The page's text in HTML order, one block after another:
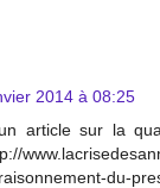
2014 à 08:25
article sur la
du-